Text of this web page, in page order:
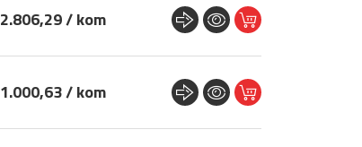
2.806,29 / kom
1.000,63 / kom